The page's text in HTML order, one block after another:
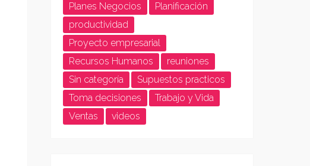
Planes Negocios
Planificación
productividad
Proyecto empresarial
Recursos Humanos
reuniones
Sin categoría
Supuestos practicos
Toma decisiones
Trabajo y Vida
Ventas
videos